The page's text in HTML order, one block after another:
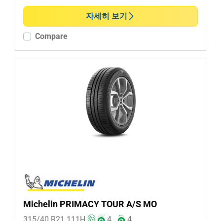
논런 플랫 (5)자세히 보기
Compare
Michelin PRIMACY TOUR A/S MO
315/40 R21 111 H 4 4